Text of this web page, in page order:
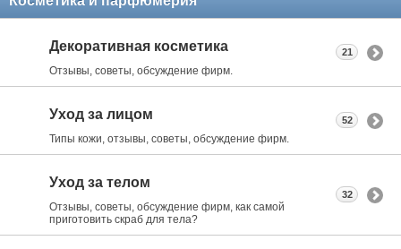
Декоративная косметика
Отзывы, советы, обсуждение фирм.
21
Уход за лицом
Типы кожи, отзывы, советы, обсуждение фирм.
52
Уход за телом
Отзывы, советы, обсуждение фирм, как самой
приготовить скраб для тела?
32